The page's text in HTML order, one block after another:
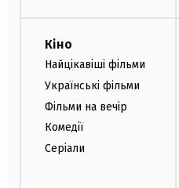
Кіно
Найцікавіші фільми
Українські фільми
Фільми на вечір
Комедії
Серіали